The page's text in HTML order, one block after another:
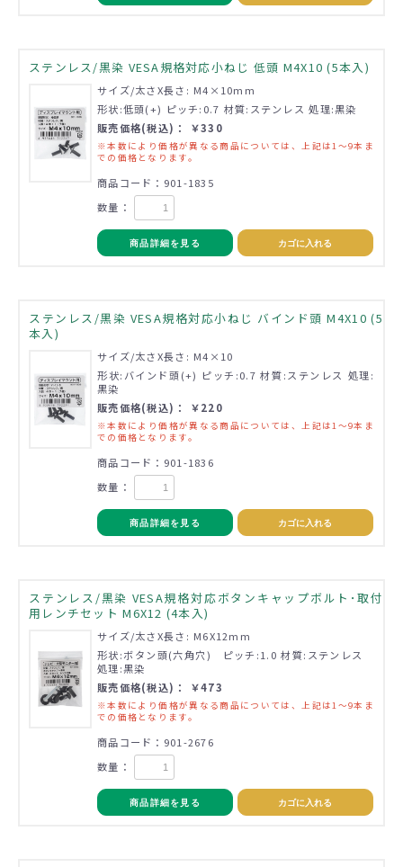
ステンレス/黒染 VESA規格対応小ねじ 低頭 M4X10 (5本入)
サイズ/太さX長さ: M4×10mm
形状:低頭(+) ピッチ:0.7 材質:ステンレス 処理:黒染
販売価格(税込)： ￥330
※本数により価格が異なる商品については、上記は1～9本ま
での価格となります。
商品コード：901-1835
数量：
商品詳細を見る カゴに入れる
ステンレス/黒染 VESA規格対応小ねじ バインド頭 M4X10 (5
本入)
サイズ/太さX長さ: M4×10
形状:バインド頭(+) ピッチ:0.7 材質:ステンレス 処理:
黒染
販売価格(税込)： ￥220
※本数により価格が異なる商品については、上記は1～9本ま
での価格となります。
商品コード：901-1836
数量：
商品詳細を見る カゴに入れる
ステンレス/黒染 VESA規格対応ボタンキャップボルト･取付
用レンチセット M6X12 (4本入)
サイズ/太さX長さ: M6X12mm
形状:ボタン頭(六角穴) ピッチ:1.0 材質:ステンレス
処理:黒染
販売価格(税込)： ￥473
※本数により価格が異なる商品については、上記は1～9本ま
での価格となります。
商品コード：901-2676
数量：
商品詳細を見る カゴに入れる